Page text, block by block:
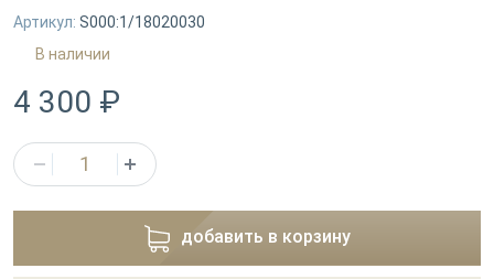
Артикул: S000:1/18020030
В наличии
4 300 ₽
добавить в корзину